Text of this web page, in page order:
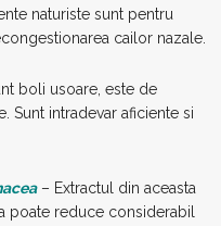
naturiste sunt pentru
cailor nazale.
boli usoare, este de
Sunt intradevar aficiente si
– Extractul din aceasta
poate reduce considerabil